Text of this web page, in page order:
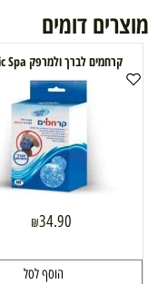
מוצרים דומים
קרחמים לברך ולמרפק Medic Spa
₪34.90
הוסף לסל